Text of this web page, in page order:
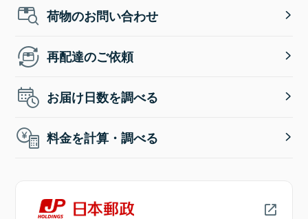
荷物のお問い合わせ
再配達のご依頼
お届け日数を調べる
料金を計算・調べる